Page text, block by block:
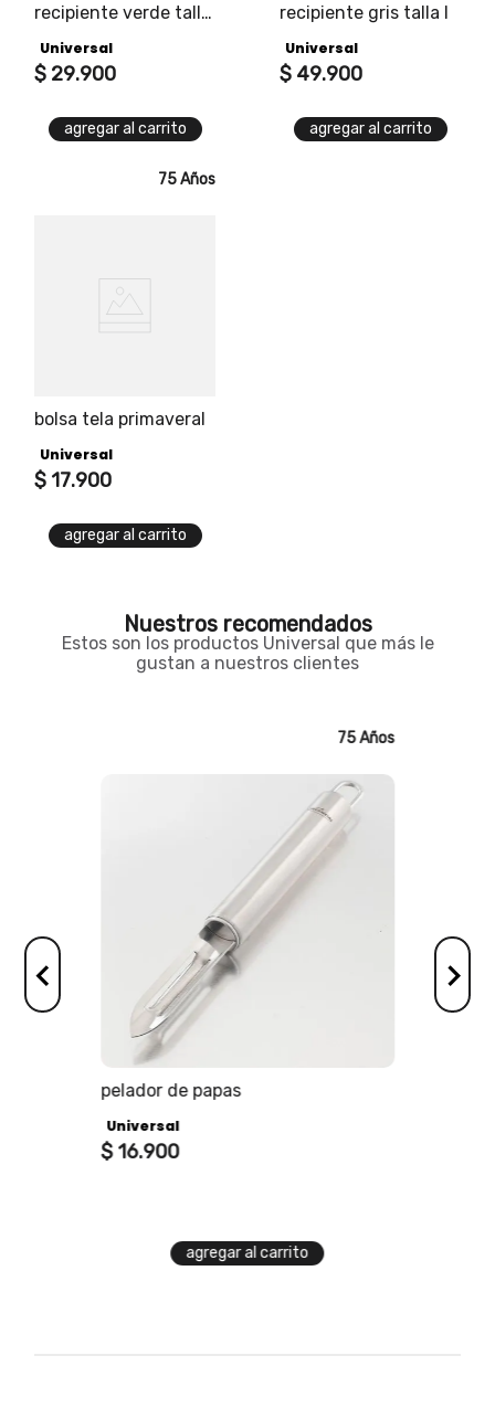
recipiente verde talla
Universal
$ 29.900
agregar al carrito
recipiente gris talla l
Universal
$ 49.900
agregar al carrito
75 Años
bolsa tela primaveral
Universal
$ 17.900
agregar al carrito
Nuestros recomendados
Estos son los productos Universal que más le
gustan a nuestros clientes
75 Años
pelador de papas
Universal
$ 16.900
agregar al carrito